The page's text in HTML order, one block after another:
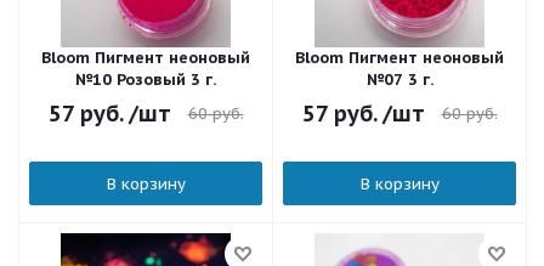
Bloom Пигмент неоновый
№10 Розовый 3 г.
57руб. /шт 60руб.
В корзину
Bloom Пигмент неоновый
№07 3 г.
57руб. /шт 60руб.
В корзину